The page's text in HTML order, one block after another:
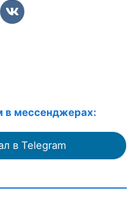
в мессенджерах:
в Telegram